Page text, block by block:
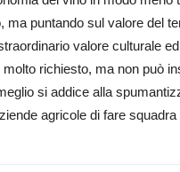
ma puntando sul valore del
valore culturale
richiesto, ma non può
si addice alla
agricole di fare